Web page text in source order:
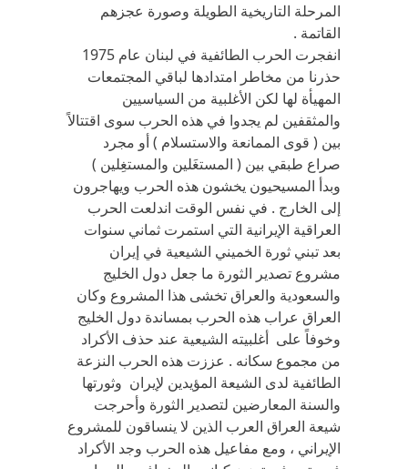
المرحلة التاريخية الطويلة وصورة عجزهم
القاتمة .
انفجرت الحرب الطائفية في لبنان عام 1975
حذرنا من مخاطر امتدادها لباقي المجتمعات
المهيأة لها لكن الأغلبية من السياسيين
والمثقفين لم يجدوا في هذه الحرب سوى اقتتالاً
بين ( قوى الممانعة والاستسلام ) أو مجرد
صراع طبقي بين ( المستغَلين والمستغِلين )
وبدأ المسيحيون يخشون هذه الحرب ويهاجرون
إلى الخارج . في نفس الوقت اندلعت الحرب
العراقية الإيرانية التي استمرت ثماني سنوات
بعد تبني ثورة الخميني الشيعية في إيران
مشروع تصدير الثورة ما جعل دول الخليج
والسعودية والعراق تخشى هذا المشروع وكان
العراق عراب هذه الحرب بمساندة دول الخليج
وخوفاً على أغلبيته الشيعية عند حذف الأكراد
من مجموع سكانه . عززت هذه الحرب النزعة
الطائفية لدى الشيعة المؤيدين لإيران وثورتها
والسنة المعارضين لتصدير الثورة وأحرجت
شيعة العراق العرب الذين لا ينساقون للمشروع
الإيراني ، ومع مفاعيل هذه الحرب وجد الأكراد